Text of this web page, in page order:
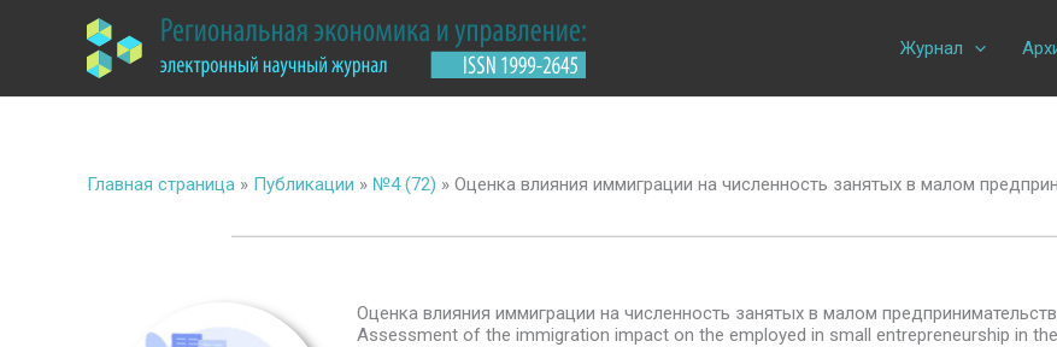
содержимому
Журнал
Главная страница » Публикации » №4 (72) » Оценка влияния иммиграции на численность занятых в малом
Оценка влияния иммиграции на численность занятых в малом
Assessment of the immigration impact on the employed in small entrepreneurship in